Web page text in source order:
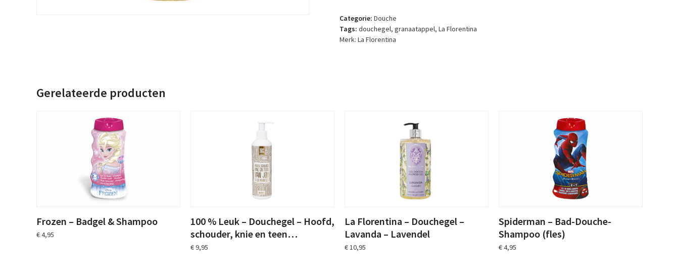
-
Melograno
-
Categorie: Douche
Tags: douchegel, granaatappel, La Florentina
Merk: La Florentina
Gerelateerde producten
Frozen – Badgel & Shampoo
€4,95
100 % Leuk – Douchegel – Hoofd,
schouder, knie en teen…
€9,95
La Florentina – Douchegel –
Lavanda – Lavendel
€10,95
Spiderman – Bad-Douche-
Shampoo (fles)
€4,95